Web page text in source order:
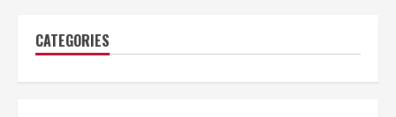
CATEGORIES